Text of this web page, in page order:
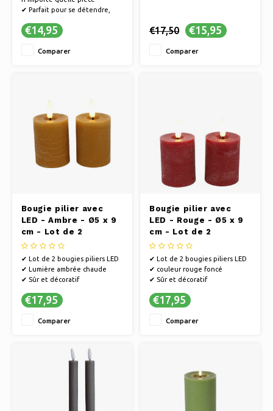
✔ Parfait pour se détendre,
soirées romantiques
d'ambiance sans flammes, idéal
€14,95
Comparer
€17,50 €15,95
Comparer
Bougie pilier avec
LED - Ambre - Ø5 x 9
cm - Lot de 2
✔ Lot de 2 bougies piliers LED
✔ Lumière ambrée chaude
✔ Sûr et décoratif
€17,95
Comparer
Bougie pilier avec
LED - Rouge - Ø5 x 9
cm - Lot de 2
✔ Lot de 2 bougies piliers LED
✔ couleur rouge foncé
✔ Sûr et décoratif
€17,95
Comparer